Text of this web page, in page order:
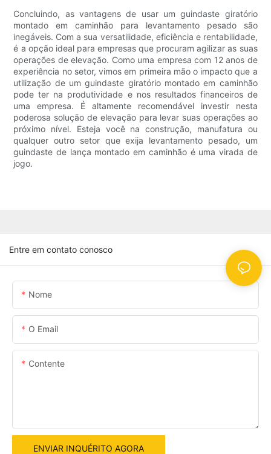
Concluindo, as vantagens de usar um guindaste giratório
montado em caminhão para levantamento pesado são
inegáveis. Com a sua versatilidade, eficiência e rentabilidade,
é a opção ideal para empresas que procuram agilizar as suas
operações de elevação. Como uma empresa com 12 anos de
experiência no setor, vimos em primeira mão o impacto que a
utilização de um guindaste giratório montado em caminhão
pode ter na produtividade e nos resultados financeiros de
uma empresa. É altamente recomendável investir nesta
poderosa solução de elevação para levar suas operações ao
próximo nível. Esteja você na construção, manufatura ou
qualquer outro setor que exija levantamento pesado, um
guindaste de lança montado em caminhão é uma virada de
jogo.
Entre em contato conosco
Nome
O Email
Contente
ENVIAR INQUÉRITO AGORA